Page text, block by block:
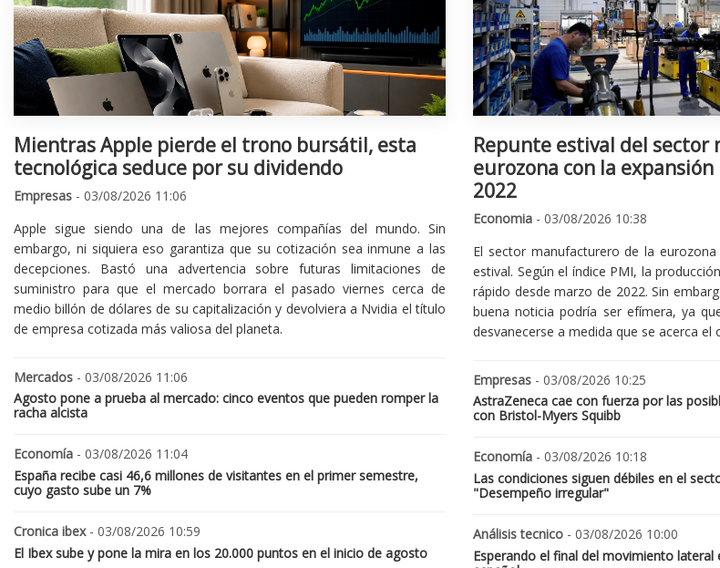
Mientras Apple pierde el trono bursátil, esta
tecnológica seduce por su dividendo
Empresas - 03/08/2026 11:06
Apple sigue siendo una de las mejores compañías del mundo. Sin
embargo, ni siquiera eso garantiza que su cotización sea inmune a las
decepciones. Bastó una advertencia sobre futuras limitaciones de
suministro para que el mercado borrara el pasado viernes cerca de
medio billón de dólares de su capitalización y devolviera a Nvidia el título
de empresa cotizada más valiosa del planeta.
Mercados - 03/08/2026 11:06
Agosto pone a prueba al mercado: cinco eventos que pueden romper la
racha alcista
Economía - 03/08/2026 11:04
España recibe casi 46,6 millones de visitantes en el primer semestre,
cuyo gasto sube un 7%
Cronica ibex- 03/08/2026 10:59
El Ibex sube y pone la mira en los 20.000 puntos en el inicio de agosto
Repunte estival del
eurozona con la
2022
Economia - 03/08/2026 10:38
El sector manufacturero de la
estival. Según el índice PMI, la
rápido desde marzo de 2022. Sin
buena noticia podría ser efímera, ya
desvanecerse a medida que se acerca el
Empresas - 03/08/2026 10:25
AstraZeneca cae con fuerza por las
con Bristol-Myers Squibb
Economía - 03/08/2026 10:18
Las condiciones siguen débiles en el
"Desempeño irregular"
Análisis tecnico - 03/08/2026 10:00
Esperando el final del movimiento